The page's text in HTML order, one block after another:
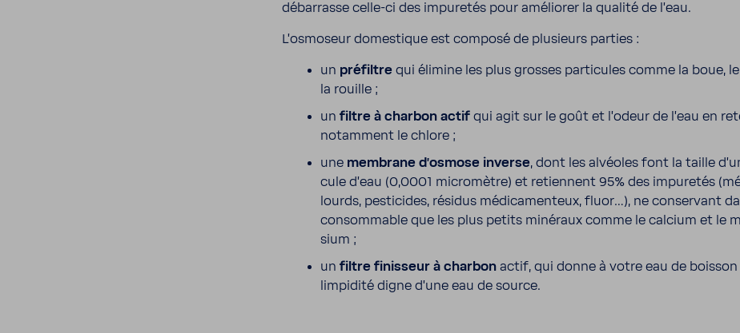
débar­rasse celle-​ci des impu­retés pour améliorer la qualité de l’eau.
L’os­mo­seur domes­tique est composé de plusieurs parties :
un préfiltre qui élimine les plus grosses parti­cules comme la boue,
la rouille ;
un filtre à charbon actif qui agit sur le goût et l’odeur de l’eau en
notam­ment le chlore ;
une membrane d’os­mose inverse, dont les alvéoles font la taille
cule d’eau (0,0001 micro­mètre) et retiennent 95% des impu­retés
lourds, pesti­cides, résidus médi­ca­men­teux, fluor…), ne conser­vant
consom­mable que les plus petits miné­raux comme le calcium et le
sium ;
un filtre finis­seur à charbon actif, qui donne à votre eau de boisson
limpi­dité digne d’une eau de source.